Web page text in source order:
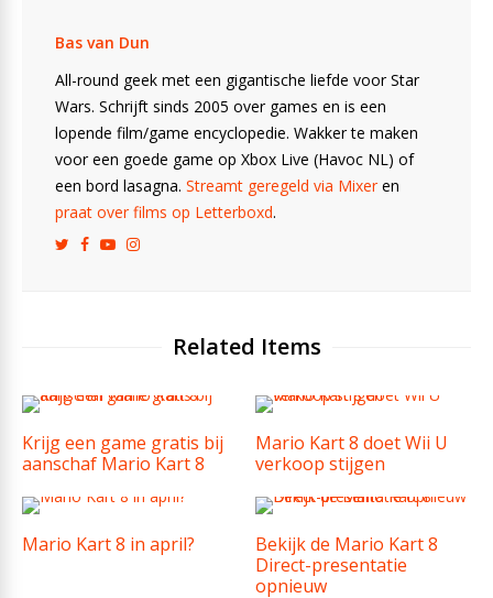
Bas van Dun
All-round geek met een gigantische liefde voor Star
Wars. Schrijft sinds 2005 over games en is een
lopende film/game encyclopedie. Wakker te maken
voor een goede game op Xbox Live (Havoc NL) of
een bord lasagna. Streamt geregeld via Mixeren
praat over films op Letterboxd.
Related Items
Krijg een game gratis bij
aanschaf Mario Kart 8
Mario Kart 8 doet Wii U
verkoop stijgen
Mario Kart 8 in april?
Bekijk de Mario Kart 8
Direct-presentatie
opnieuw